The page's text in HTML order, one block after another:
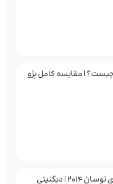
۲۰۶ تیپ ۲ و تیپ ۵ چیست؟ | مقایسه کامل پژو
مقایسه دیگنیتی با هیوندای توسان 2014 | دیگنیتی